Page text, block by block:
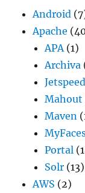
Android
Apache
APA(1)
Archiva
Jetspeed
Mahout
Maven
Portal
Solr (13)
AWS (2)